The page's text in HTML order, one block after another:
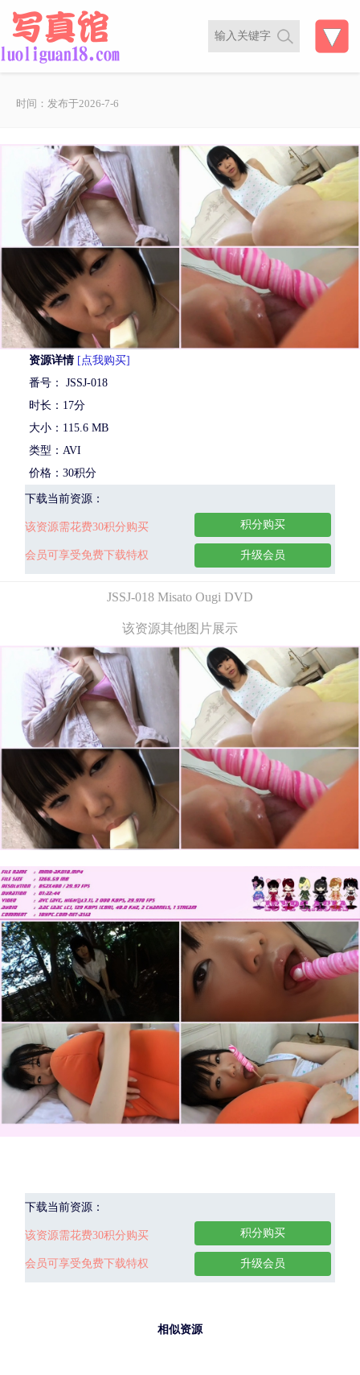
时间：发布于2026-7-6
资源详情 [点我购买]
番号： JSSJ-018
时长：17分
大小：115.6 MB
类型：AVI
价格：30积分
下载当前资源：
该资源需花费30积分购买
会员可享受免费下载特权
积分购买
升级会员
JSSJ-018 Misato Ougi DVD
该资源其他图片展示
下载当前资源：
该资源需花费30积分购买
会员可享受免费下载特权
积分购买
升级会员
相似资源